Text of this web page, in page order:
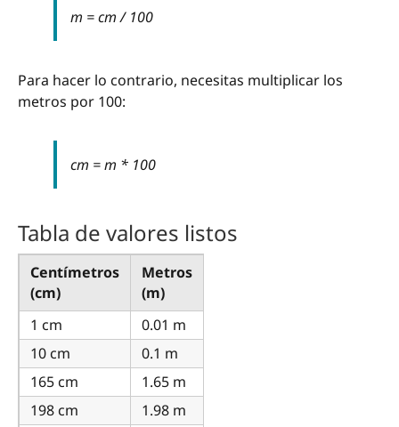
m = cm / 100
Para hacer lo contrario, necesitas multiplicar los
metros por 100:
cm = m * 100
Tabla de valores listos
Centímetros
(cm)
Metros
(m)
1 cm
0.01 m
10 cm
0.1 m
165 cm
1.65 m
198 cm
1.98 m